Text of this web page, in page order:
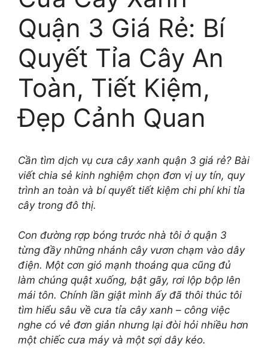
Quận 3 Giá Rẻ: Bí
Quyết Tỉa Cây An
Toàn, Tiết Kiệm,
Đẹp Cảnh Quan
Cần tìm dịch vụ cưa cây xanh quận 3 giá rẻ? Bài
viết chia sẻ kinh nghiệm chọn đơn vị uy tín, quy
trình an toàn và bí quyết tiết kiệm chi phí khi tỉa
cây trong đô thị.
Con đường rợp bóng trước nhà tôi ở quận 3
từng đầy những nhánh cây vươn chạm vào dây
điện. Một cơn gió mạnh thoáng qua cũng đủ
làm chúng quật xuống, bật gãy, rơi lộp bộp lên
mái tôn. Chính lần giật mình ấy đã thôi thúc tôi
tìm hiểu sâu về cưa tỉa cây xanh – công việc
nghe có vẻ đơn giản nhưng lại đòi hỏi nhiều hơn
một chiếc cưa máy và một sợi dây kéo.